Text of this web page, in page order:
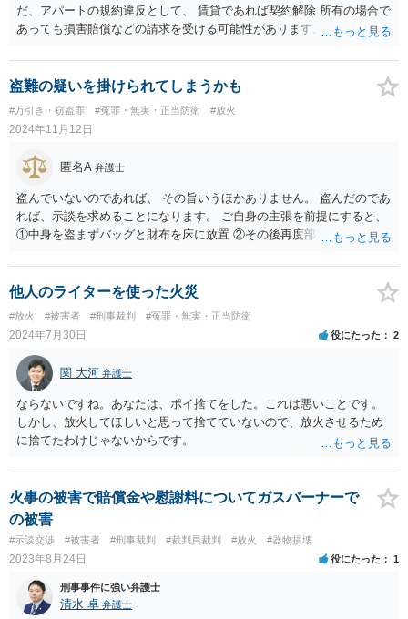
だ、アパートの規約違反として、 賃貸であれば契約解除 所有の場合で
あっても損害賠償などの請求を受ける可能性があります。
盗難の疑いを掛けられてしまうかも
#万引き・窃盗罪 #冤罪・無実・正当防衛 #放火
2024年11月12日
匿名A 弁護士
盗んでいないのであれば、 その旨いうほかありません。 盗んだのであ
れば、示談を求めることになります。 ご自身の主張を前提にすると、
①中身を盗まずバッグと財布を床に放置 ②その後再度部屋に入って財
す。 また、外部犯の可能性がないのであれば、上記①②の行動が可能
であった人物を絞り込むことになるでしょう。 バッグと財布が散らば
っているという不自然な状況を目にしたにもかかわらず、 報告をして
いないこと 無頓着であったといっても、 自分の荷物ではなく、被害の
有無の確認ができないのに、中身の確認を勝手にしたこととの整合性
がとれないことなどは指摘されるでしょう。
他人のライターを使った火災
#放火 #被害者 #刑事裁判 #冤罪・無実・正当防衛
2024年7月30日 役にたった 2
関 大河 弁護士
ならないですね。あなたは、ポイ捨てをした。これは悪いことです。
しかし、放火してほしいと思って捨てていないので、放火させるため
に捨てたわけじゃないからです。
火事の被害で賠償金や慰謝料についてガスバーナーで
の被害
#示談交渉 #被害者 #刑事裁判 #裁判員裁判 #放火 #器物損壊
2023年8月24日 役にたった 1
刑事事件に強い弁護士
清水 卓 弁護士